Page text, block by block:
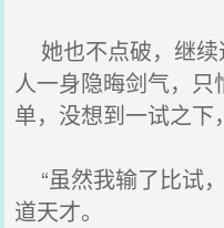
她也不点破，继续
人一身隐晦剑气，
单，没想到一试之下
“虽然我输了比试
道天才。